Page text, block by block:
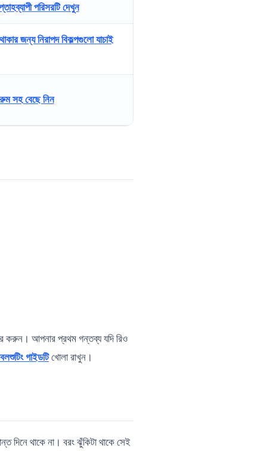
পরিসরটি দেখুন
থাকার জন্য নিরাপদ বিকল্পগুলো যাচাই
সহ বেছে নিন
করুন। আপনার প্রথম গন্তব্য যদি রিও
গাইডটিখোলা রাখুন।
দিনে থাকে না। বরং ঝুঁকিটা থাকে সেই